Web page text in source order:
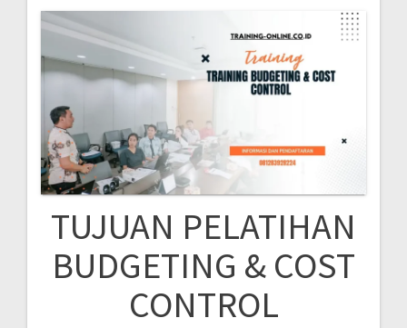
TUJUAN PELATIHAN
BUDGETING & COST
CONTROL